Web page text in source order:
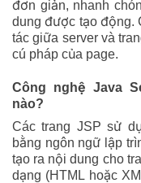
đơn giản, nhanh
dung được tạo động.
tác giữa server và
cú pháp của page.
Công nghệ Java
nào?
Các trang JSP sử
bằng ngôn ngữ lập
tạo ra nội dung cho
dạng (HTML hoặc